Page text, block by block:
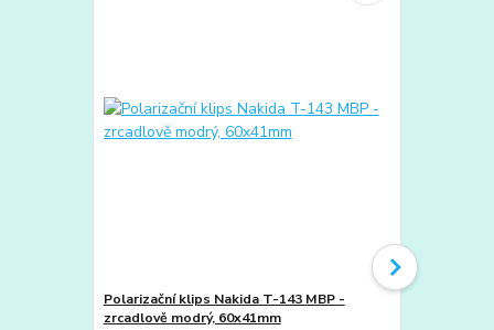
Polarizační klips Nakida T-143 MBP -
zrcadlově modrý, 60x41mm